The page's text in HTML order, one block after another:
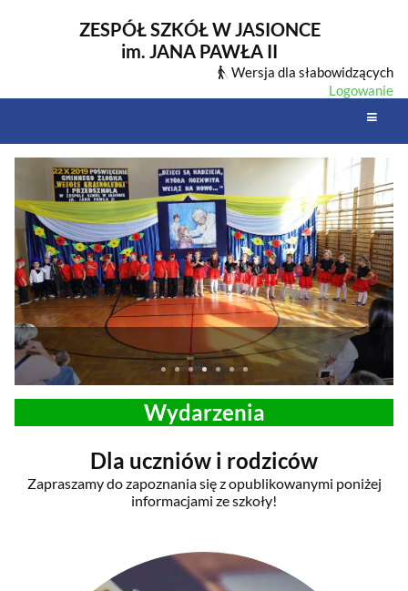
ZESPÓŁ SZKÓŁ W JASIONCE
im. JANA PAWŁA II
Wersja dla słabowidzących
Logowanie
Strona
główna
Wydarzenia
Dla uczniów i rodziców
Zapraszamy do zapoznania się z opublikowanymi poniżej
informacjami ze szkoły!